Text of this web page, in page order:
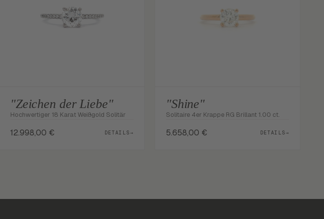
"Zeichen der Liebe"
Hochwertiger 18 Karat Weißgold Solitär
12.998,00 € DETAILS→
"Shine"
Solitaire 4er Krappe RG Brillant 1.00 ct.
5.658,00 € DETAILS→